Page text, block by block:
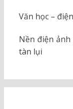
Văn học –
Nền điện
tàn lụi